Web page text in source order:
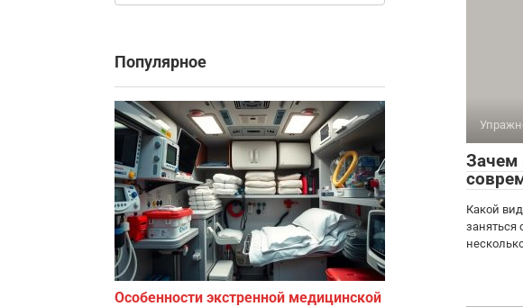
Зачем
Какой
заняться
Популярное
Особенности экстренной медицинской